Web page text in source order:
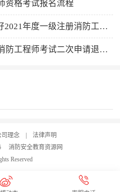
资格考试报名流程
河北省人事考试网关于做好2021年度一级注册消防工程师资格考试考务工作的通知（摘要）
甘肃省2022年度一级注册消防工程师考试二次申请退费的通告
司理念 |
法律声明
消防安全教育资源网
Reserved